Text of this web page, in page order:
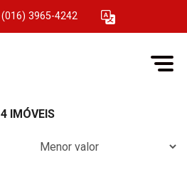
(016) 3965-4242
4 IMÓVEIS